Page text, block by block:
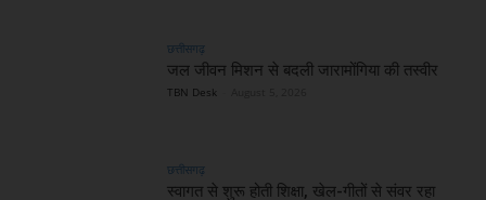
छत्तीसगढ़
जल जीवन मिशन से बदली जारामोंगिया की तस्वीर
TBN Desk
छत्तीसगढ़
स्वागत से शुरू होती शिक्षा, खेल-गीतों से संवर रहा